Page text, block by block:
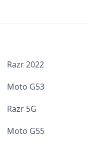
Razr 2022
Moto G53
Razr 5G
Moto G55